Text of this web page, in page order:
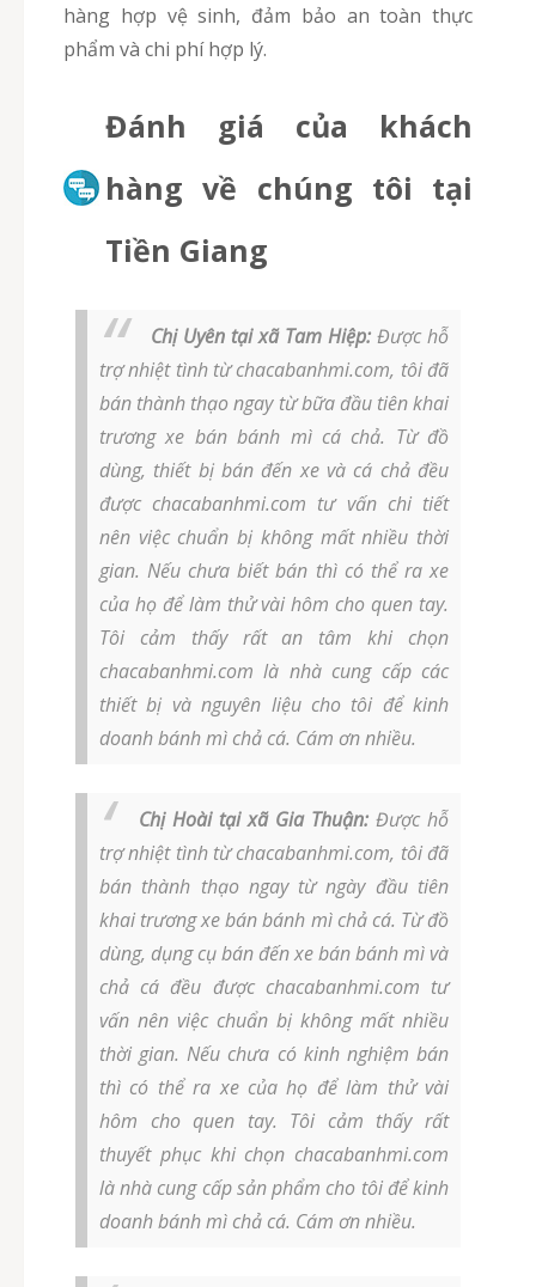
hàng hợp vệ sinh, đảm bảo an toàn thực
phẩm và chi phí hợp lý.
Đánh giá của khách
hàng về chúng tôi tại
Tiền Giang
Chị Uyên tại xã Tam Hiệp: Được hỗ
trợ nhiệt tình từ chacabanhmi.com, tôi đã
bán thành thạo ngay từ bữa đầu tiên khai
trương xe bán bánh mì cá chả. Từ đồ
dùng, thiết bị bán đến xe và cá chả đều
được chacabanhmi.com tư vấn chi tiết
nên việc chuẩn bị không mất nhiều thời
gian. Nếu chưa biết bán thì có thể ra xe
của họ để làm thử vài hôm cho quen tay.
Tôi cảm thấy rất an tâm khi chọn
chacabanhmi.com là nhà cung cấp các
thiết bị và nguyên liệu cho tôi để kinh
doanh bánh mì chả cá. Cám ơn nhiều.
Chị Hoài tại xã Gia Thuận: Được hỗ
trợ nhiệt tình từ chacabanhmi.com, tôi đã
bán thành thạo ngay từ ngày đầu tiên
khai trương xe bán bánh mì chả cá. Từ đồ
dùng, dụng cụ bán đến xe bán bánh mì và
chả cá đều được chacabanhmi.com tư
vấn nên việc chuẩn bị không mất nhiều
thời gian. Nếu chưa có kinh nghiệm bán
thì có thể ra xe của họ để làm thử vài
hôm cho quen tay. Tôi cảm thấy rất
thuyết phục khi chọn chacabanhmi.com
là nhà cung cấp sản phẩm cho tôi để kinh
doanh bánh mì chả cá. Cám ơn nhiều.